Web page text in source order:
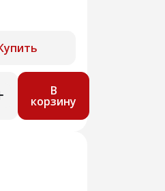
В
корзину